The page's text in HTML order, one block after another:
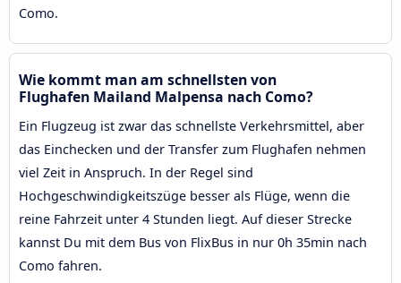
Como.
Wie kommt man am schnellsten von
Flughafen Mailand Malpensa nach Como?
Ein Flugzeug ist zwar das schnellste Verkehrsmittel, aber
das Einchecken und der Transfer zum Flughafen nehmen
viel Zeit in Anspruch. In der Regel sind
Hochgeschwindigkeitszüge besser als Flüge, wenn die
reine Fahrzeit unter 4 Stunden liegt. Auf dieser Strecke
kannst Du mit dem Bus von FlixBus in nur 0h 35min nach
Como fahren.